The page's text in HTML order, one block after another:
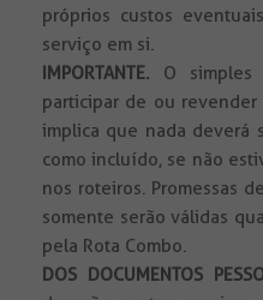
próprios custos
serviço em si.
IMPORTANTE. O simples
participar de ou revender
implica que nada deverá
como incluído, se não
nos roteiros. Promessas
somente serão válidas
pela Rota Combo.
DOS DOCUMENTOS